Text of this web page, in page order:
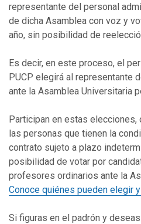
representante del personal
de dicha Asamblea con voz y
año, sin posibilidad de
Es decir, en este proceso, el
PUCP elegirá al representante
ante la Asamblea Universitaria
Participan en estas
las personas que tienen la
contrato sujeto a plazo
posibilidad de votar por
profesores ordinarios ante la
Conoce quiénes pueden elegir
Si figuras en el padrón y